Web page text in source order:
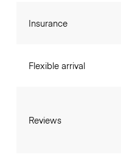
Insurance
Flexible arrival
Reviews